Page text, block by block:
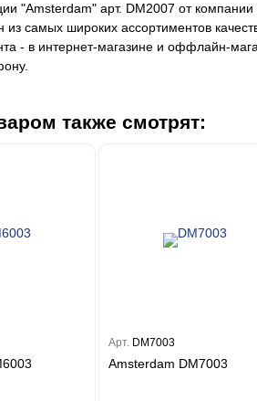
"Amsterdam" арт. DM2007 от
из самых широких ассортиментов
- в интернет-магазине и оффлайн-
также смотрят:
Арт. DM7003
Amsterdam DM7003